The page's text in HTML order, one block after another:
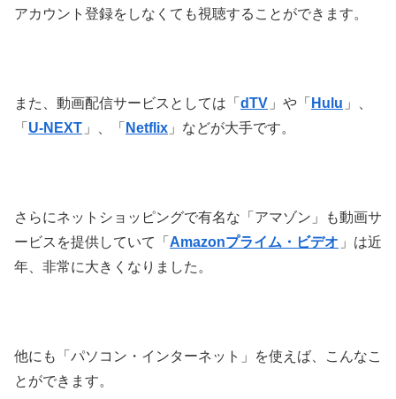
アカウント登録をしなくても視聴することができます。
また、動画配信サービスとしては「 dTV 」や「 Hulu 」、
「 U-NEXT 」、「 Netflix 」などが大手です。
さらにネットショッピングで有名な「アマゾン」も動画サ
ービスを提供していて「 Amazonプライム・ビデオ 」は近
年、非常に大きくなりました。
他にも「パソコン・インターネット」を使えば、こんなこ
とができます。